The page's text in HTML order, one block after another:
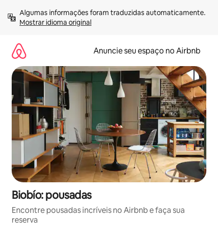
para
Mostrar idioma original
Anuncie seu espaço no Airbnb
Biobío: pousadas
Encontre pousadas incríveis no Airbnb e faça sua
reserva